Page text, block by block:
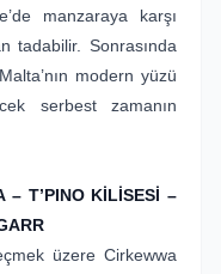
manzaraya karşı
tadabilir. Sonrasında
modern yüzü
serbest zamanın
– T’PINO KİLİSESİ –
üzere Cirkewwa